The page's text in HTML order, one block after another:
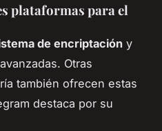
plataformas para el
de encriptación y
Otras
también ofrecen estas
destaca por su